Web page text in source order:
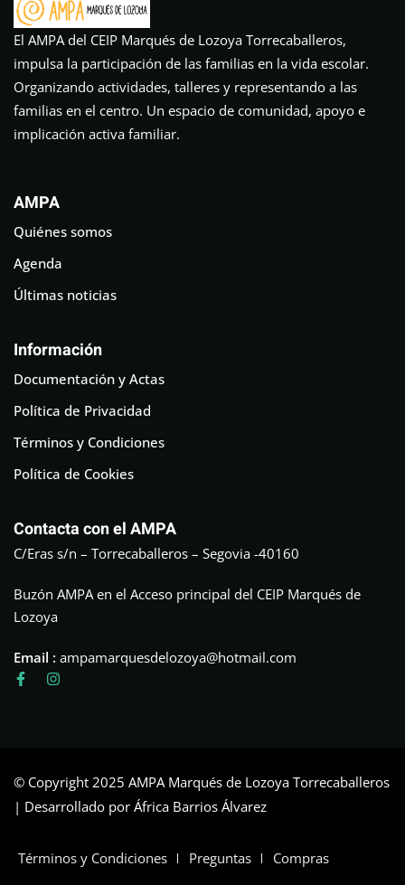
El AMPA del CEIP Marqués de Lozoya Torrecaballeros,
impulsa la participación de las familias en la vida escolar.
Organizando actividades, talleres y representando a las
familias en el centro. Un espacio de comunidad, apoyo e
implicación activa familiar.
AMPA
Quiénes somos
Agenda
Últimas noticias
Información
Documentación y Actas
Política de Privacidad
Términos y Condiciones
Política de Cookies
Contacta con el AMPA
C/Eras s/n – Torrecaballeros – Segovia -40160
Buzón AMPA en el Acceso principal del CEIP Marqués de
Lozoya
Email : ampamarquesdelozoya@hotmail.com
© Copyright 2025 AMPA Marqués de Lozoya Torrecaballeros
| Desarrollado por África Barrios Álvarez
Términos y Condiciones Preguntas Compras